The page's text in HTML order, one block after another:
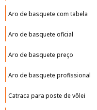
Aro de basquete com tabela
Aro de basquete oficial
Aro de basquete preço
Aro de basquete profissional
Catraca para poste de vôlei